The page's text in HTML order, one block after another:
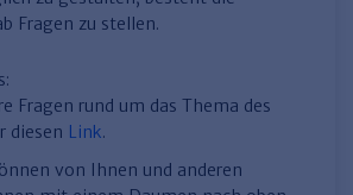
Fragen zu stellen.
Fragen rund um das Thema des
diesen Link.
von Ihnen und anderen